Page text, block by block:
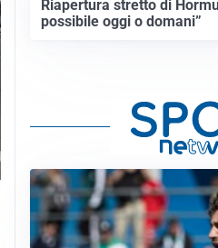
Riapertura stretto di
possibile oggi o domani”